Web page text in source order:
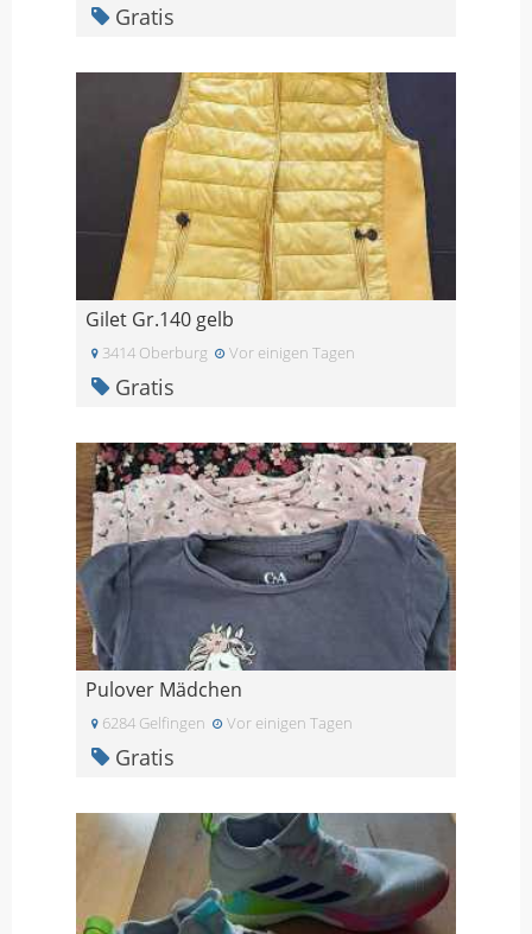
Gratis
Gilet Gr.140 gelb
3414 Oberburg Vor einigen Tagen
Gratis
Pulover Mädchen
6284 Gelfingen Vor einigen Tagen
Gratis